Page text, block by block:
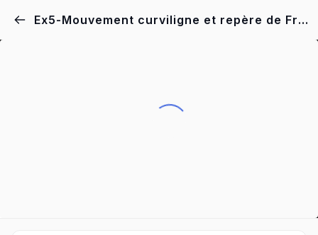
Ex5-Mouvement curviligne et repère de Frenet-Partie1